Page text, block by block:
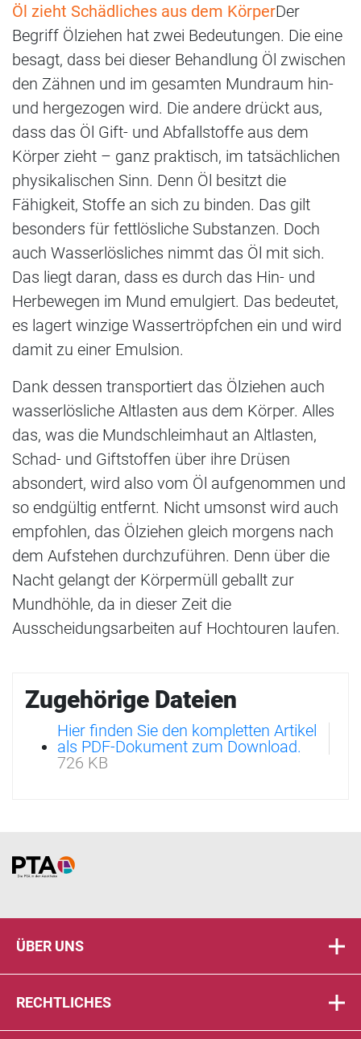
Öl zieht Schädliches aus dem KörperDer
Begriff Ölziehen hat zwei Bedeutungen. Die eine
besagt, dass bei dieser Behandlung Öl zwischen
den Zähnen und im gesamten Mundraum hin-
und hergezogen wird. Die andere drückt aus,
dass das Öl Gift- und Abfallstoffe aus dem
Körper zieht – ganz praktisch, im tatsächlichen
physikalischen Sinn. Denn Öl besitzt die
Fähigkeit, Stoffe an sich zu binden. Das gilt
besonders für fettlösliche Substanzen. Doch
auch Wasserlösliches nimmt das Öl mit sich.
Das liegt daran, dass es durch das Hin- und
Herbewegen im Mund emulgiert. Das bedeutet,
es lagert winzige Wassertröpfchen ein und wird
damit zu einer Emulsion.
Dank dessen transportiert das Ölziehen auch
wasserlösliche Altlasten aus dem Körper. Alles
das, was die Mundschleimhaut an Altlasten,
Schad- und Giftstoffen über ihre Drüsen
absondert, wird also vom Öl aufgenommen und
so endgültig entfernt. Nicht umsonst wird auch
empfohlen, das Ölziehen gleich morgens nach
dem Aufstehen durchzuführen. Denn über die
Nacht gelangt der Körpermüll geballt zur
Mundhöhle, da in dieser Zeit die
Ausscheidungsarbeiten auf Hochtouren laufen.
Zugehörige Dateien
Hier finden Sie den kompletten Artikel
als PDF-Dokument zum Download.
726 KB
Home
ÜBER UNS
RECHTLICHES